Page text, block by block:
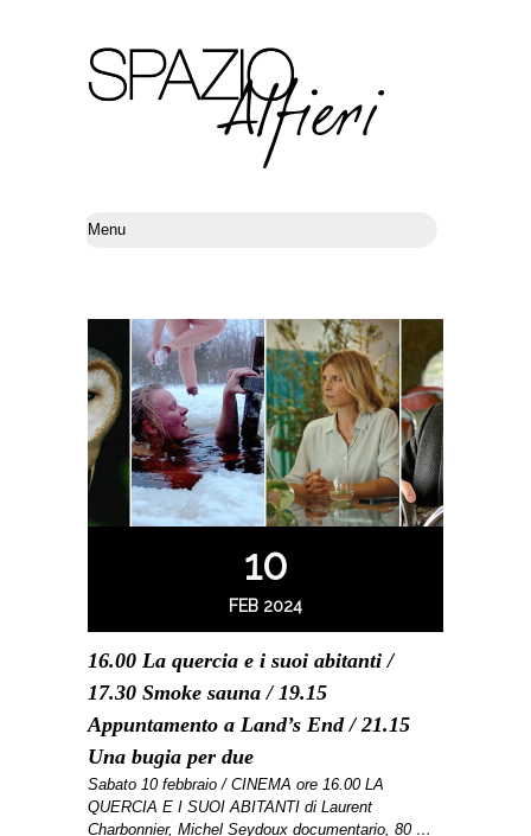
10
FEB 2024
16.00 La quercia e i suoi abitanti /
17.30 Smoke sauna / 19.15
Appuntamento a Land’s End / 21.15
Una bugia per due
Sabato 10 febbraio / CINEMA ore 16.00 LA
QUERCIA E I SUOI ABITANTI di Laurent
Charbonnier, Michel Seydoux documentario, 80 …